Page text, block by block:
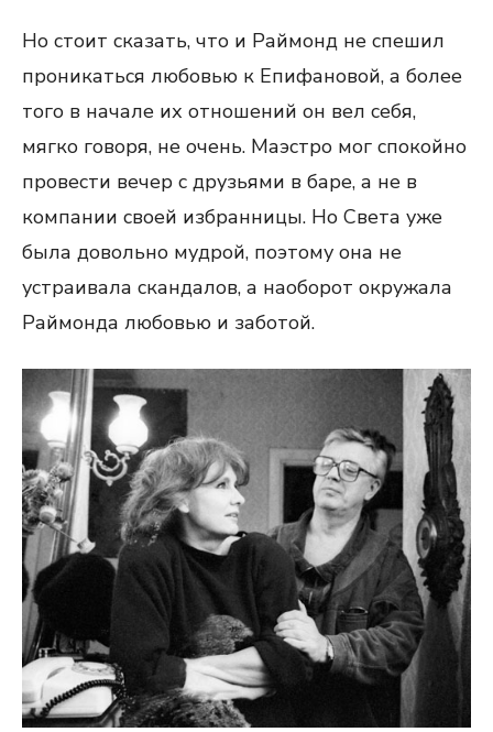
Но стоит сказать, что и Раймонд не спешил
проникаться любовью к Епифановой, а более
того в начале их отношений он вел себя,
мягко говоря, не очень. Маэстро мог спокойно
провести вечер с друзьями в баре, а не в
компании своей избранницы. Но Света уже
была довольно мудрой, поэтому она не
устраивала скандалов, а наоборот окружала
Раймонда любовью и заботой.